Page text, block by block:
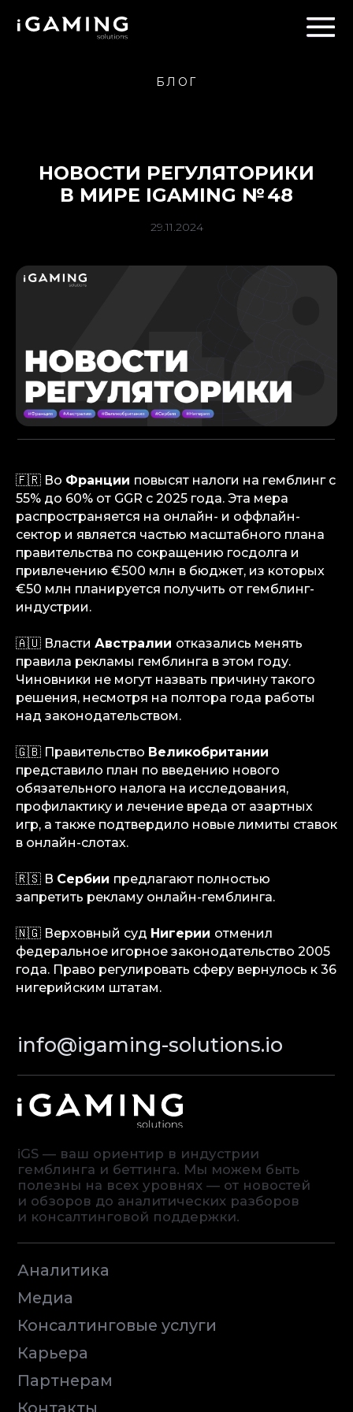
БЛОГ
НОВОСТИ РЕГУЛЯТОРИКИ
В МИРЕ IGAMING № 48
29.11.2024
🇫🇷 Во Франции повысят налоги на гемблинг с
55% до 60% от GGR с 2025 года. Эта мера
распространяется на онлайн- и оффлайн-
сектор и является частью масштабного плана
правительства по сокращению госдолга и
привлечению €500 млн в бюджет, из которых
€50 млн планируется получить от гемблинг-
индустрии.
🇦🇺 Власти Австралии отказались менять
правила рекламы гемблинга в этом году.
Чиновники не могут назвать причину такого
решения, несмотря на полтора года работы
над законодательством.
🇬🇧 Правительство Великобритании
представило план по введению нового
обязательного налога на исследования,
профилактику и лечение вреда от азартных
игр, а также подтвердило новые лимиты ставок
в онлайн-слотах.
🇷🇸 В Сербии предлагают полностью
запретить рекламу онлайн-гемблинга.
🇳🇬 Верховный суд Нигерии отменил
федеральное игорное законодательство 2005
года. Право регулировать сферу вернулось к 36
нигерийским штатам.
info@igaming-solutions.io
iGS — ваш ориентир в индустрии
гемблинга и беттинга. Мы можем быть
полезны на всех уровнях — от новостей
Аналитика
Медиа
Консалтинговые услуги
Terms of Service
Privacy Policy
© iGaming Solutions, 2026
Карьера
Партнерам